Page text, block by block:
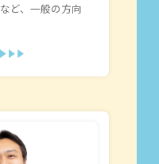
ど、一般の方向